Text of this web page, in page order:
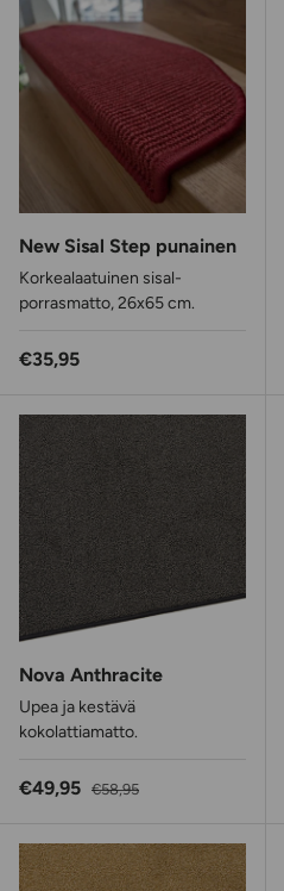
New Sisal Step punainen
Korkealaatuinen sisal-
porrasmatto, 26x65 cm.
Normaalihinta
€35,95
Nova Anthracite
Upea ja kestävä
kokolattiamatto.
Alennushinta
€49,95 Normaalihinta
€58,95